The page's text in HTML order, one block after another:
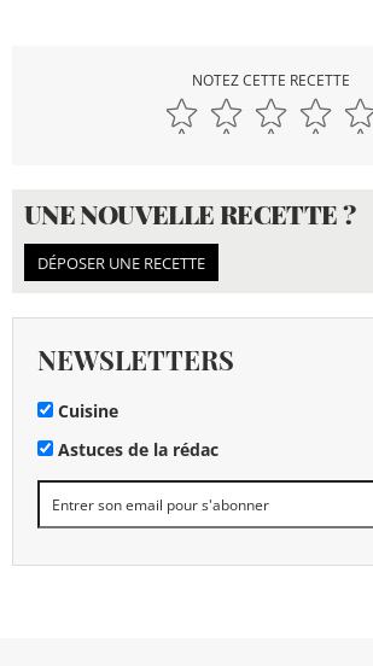
NOTEZ CETTE RECETTE
UNE NOUVELLE RECETTE ?
DÉPOSER UNE RECETTE
NEWSLETTERS
Cuisine
Astuces de la rédac